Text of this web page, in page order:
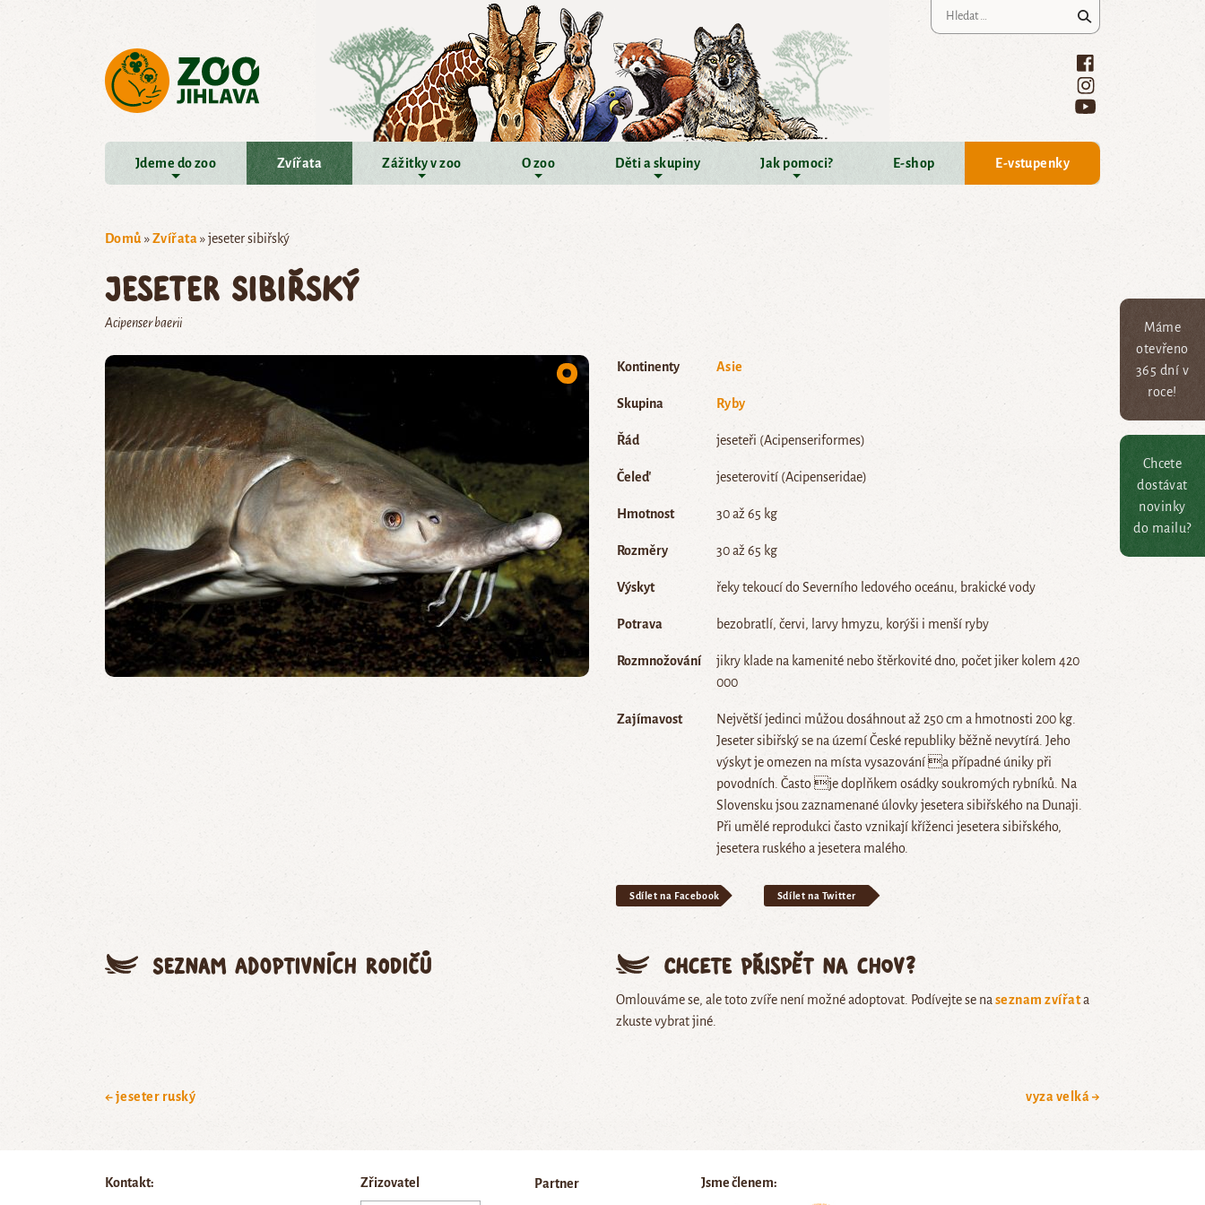
Máme
otevřeno
365 dní v
roce!
Chcete
dostávat
novinky
do mailu?
Jdeme do zoo Zvířata Zážitky v zoo O zoo Děti a skupiny Jak pomoci? E-shop E-vstupenky
Domů »Zvířata»jeseter sibiřský
jeseter sibiřský
Acipenser baerii
Kontinenty Asie
Skupina Ryby
Řád jeseteři (Acipenseriformes)
Čeleď jeseterovití (Acipenseridae)
Hmotnost 30 až 65 kg
Rozměry 30 až 65 kg
Výskyt řeky tekoucí do Severního ledového oceánu, brakické vody
Potrava bezobratlí, červi, larvy hmyzu, korýši i menší ryby
Rozmnožování
jikry klade na kamenité nebo štěrkovité dno, počet jiker kolem 420
000
Zajímavost
Největší jedinci můžou dosáhnout až 250 cm a hmotnosti 200 kg.
Jeseter sibiřský se na území České republiky běžně nevytírá. Jeho
výskyt je omezen na místa vysazování a případné úniky při
povodních. Často je doplňkem osádky soukromých rybníků. Na
Slovensku jsou zaznamenané úlovky jesetera sibiřského na Dunaji.
Při umělé reprodukci často vznikají kříženci jesetera sibiřského,
jesetera ruského a jesetera malého.
Sdílet na Facebook Sdílet na Twitter
Seznam adoptivních rodičů Chcete přispět na chov?
Omlouváme se, ale toto zvíře není možné adoptovat. Podívejte se naseznam zvířata
zkuste vybrat jiné.
← jeseter ruský vyza velká →
Kontakt:
Zřizovatel Partner Jsme členem: